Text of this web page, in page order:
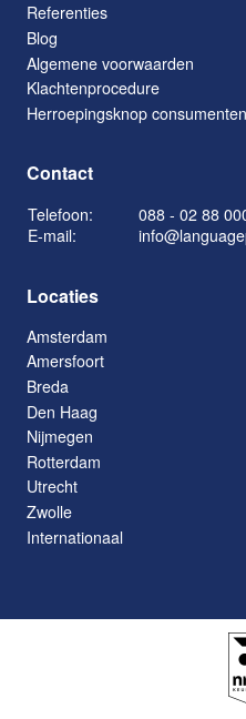
Referenties
Blog
Algemene voorwaarden
Klachtenprocedure
Herroepingsknop consumenten
Contact
Telefoon:
088 - 02 88
E-mail:
Locaties
Amsterdam
Amersfoort
Breda
Den Haag
Nijmegen
Rotterdam
Utrecht
Zwolle
Internationaal